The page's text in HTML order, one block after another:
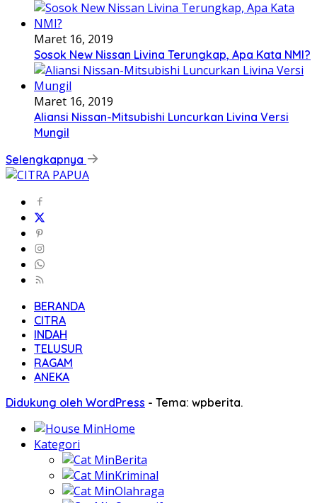
Maret 16, 2019
Sosok New Nissan Livina Terungkap, Apa Kata NMI?
Maret 16, 2019
Aliansi Nissan-Mitsubishi Luncurkan Livina Versi
Mungil
Selengkapnya
BERANDA
CITRA
INDAH
TELUSUR
RAGAM
ANEKA
Didukung oleh WordPress - Tema: wpberita.
Home
Kategori
Berita
Kriminal
Olahraga